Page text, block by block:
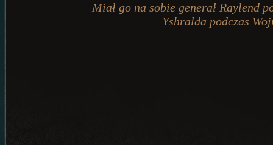
Miał go na sobie generał Raylend
Yshralda podczas